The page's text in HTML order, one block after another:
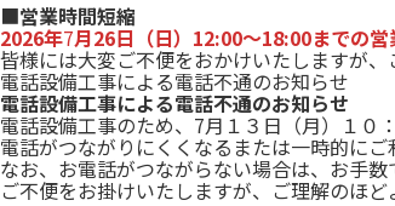
■営業時間短縮
2026年7月26日（日）12:00～18:00までの営
皆様には大変ご不便をおかけいたしますが、
電話設備工事による電話不通のお知らせ
電話設備工事による電話不通のお知らせ
電話設備工事のため、7月１３日（月）１０
電話がつながりにくくなるまたは一時的にご
なお、お電話がつながらない場合は、お手
ご不便をお掛けいたしますが、ご理解のほど